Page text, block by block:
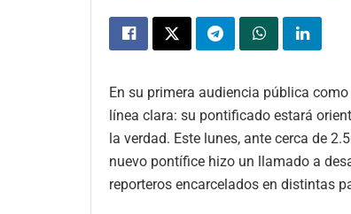
En su primera audiencia pública
línea clara: su pontificado estará
la verdad. Este lunes, ante cerca de
nuevo pontífice hizo un llamado a
reporteros encarcelados en distintas